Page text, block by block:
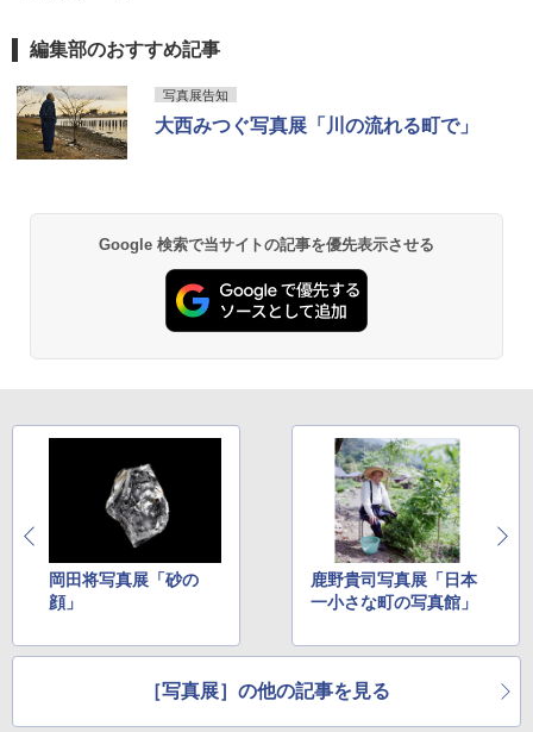
編集部のおすすめ記事
写真展告知
大西みつぐ写真展「川の流れる町で」
Google 検索で当サイトの記事を優先表示させる
岡田将写真展「砂の
顔」
鹿野貴司写真展「日本
一小さな町の写真館」
［写真展］の他の記事を見る